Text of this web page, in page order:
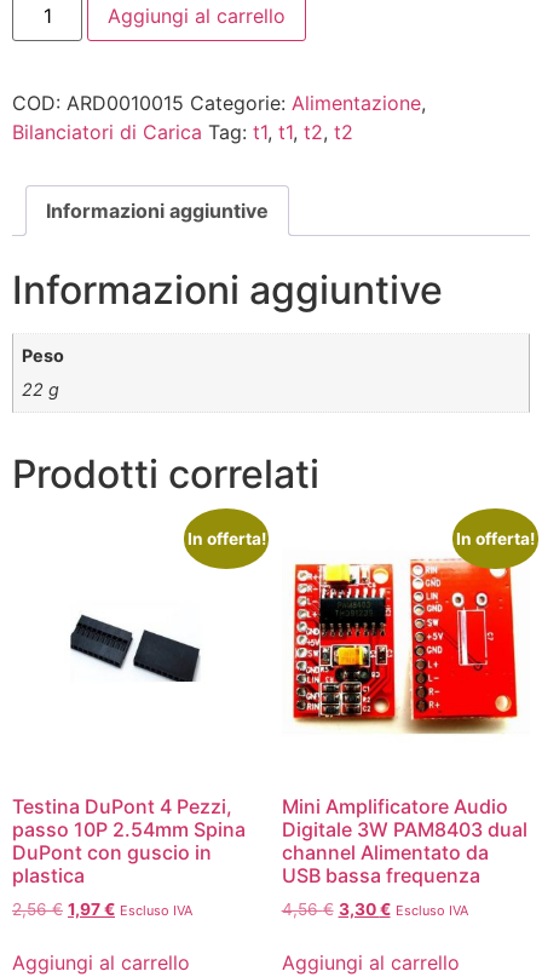
Aggiungi al carrello
COD: ARD0010015 Categorie: Alimentazione,
Bilanciatori di Carica Tag: t1, t1, t2, t2
Informazioni aggiuntive
Informazioni aggiuntive
Peso
22 g
Prodotti correlati
In offerta!
Testina DuPont 4 Pezzi,
passo 10P 2.54mm Spina
DuPont con guscio in
plastica
2,56€ 1,97€ Escluso IVA
Aggiungi al carrello
In offerta!
Mini Amplificatore Audio
Digitale 3W PAM8403 dual
channel Alimentato da
USB bassa frequenza
4,56€ 3,30€ Escluso IVA
Aggiungi al carrello